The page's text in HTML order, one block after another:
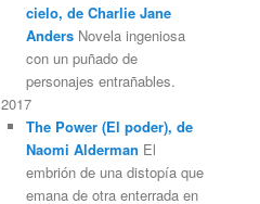
cielo, de Charlie Jane
AndersNovela ingeniosa
con un puñado de
personajes entrañables.
2017
The Power (El poder), de
Naomi Alderman El
embrión de una distopía que
emana de otra enterrada en